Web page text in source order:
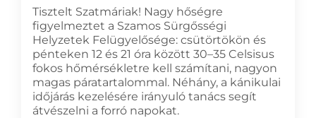
Tisztelt Szatmáriak! Nagy hőségre
figyelmeztet a Szamos Sürgősségi
Helyzetek Felügyelősége: csütörtökön és
pénteken 12 és 21 óra között 30–35 Celsisus
fokos hőmérsékletre kell számítani, nagyon
magas páratartalommal. Néhány, a kánikulai
időjárás kezelésére irányuló tanács segít
átvészelni a forró napokat.